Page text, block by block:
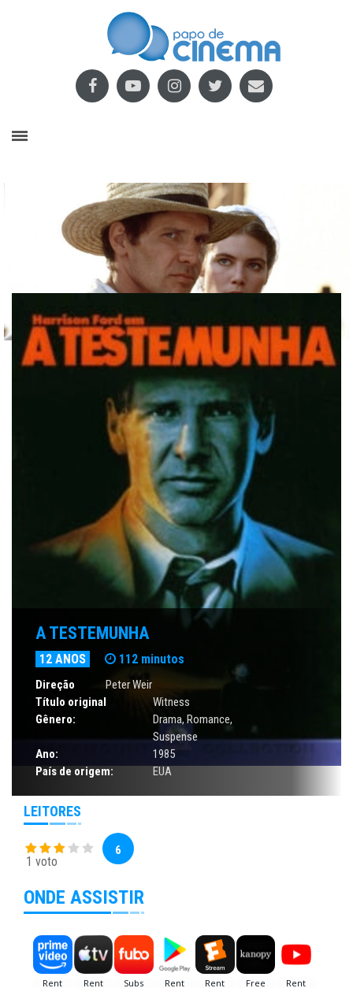
A TESTEMUNHA
12 ANOS 112 minutos
Direção
Peter Weir
Título original
Witness
Gênero:
Drama,Romance,
Suspense
Ano:
1985
País de origem:
EUA
LEITORES
1 voto
6
ONDE ASSISTIR